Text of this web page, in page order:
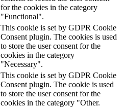
for the cookies in the category
"Functional".
This cookie is set by GDPR Cookie
Consent plugin. The cookies is used
to store the user consent for the
cookies in the category
"Necessary".
This cookie is set by GDPR Cookie
Consent plugin. The cookie is used
to store the user consent for the
cookies in the category "Other.